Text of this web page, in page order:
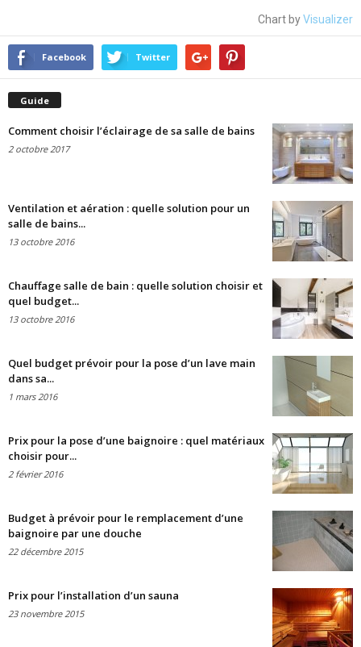
Chart byVisualizer
Facebook Twitter
Guide
Comment choisir l’éclairage de sa salle de bains
2 octobre 2017
Ventilation et aération : quelle solution pour un
salle de bains...
13 octobre 2016
Chauffage salle de bain : quelle solution choisir et
quel budget...
13 octobre 2016
Quel budget prévoir pour la pose d’un lave main
dans sa...
1 mars 2016
Prix pour la pose d’une baignoire : quel matériaux
choisir pour...
2 février 2016
Budget à prévoir pour le remplacement d’une
baignoire par une douche
22 décembre 2015
Prix pour l’installation d’un sauna
23 novembre 2015